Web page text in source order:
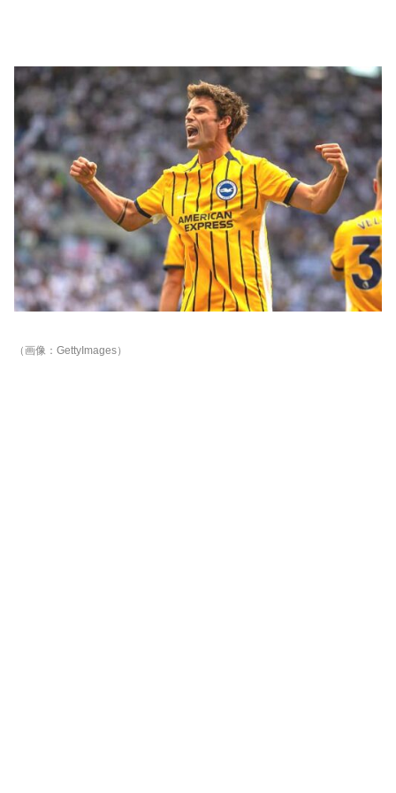
（画像：GettyImages）